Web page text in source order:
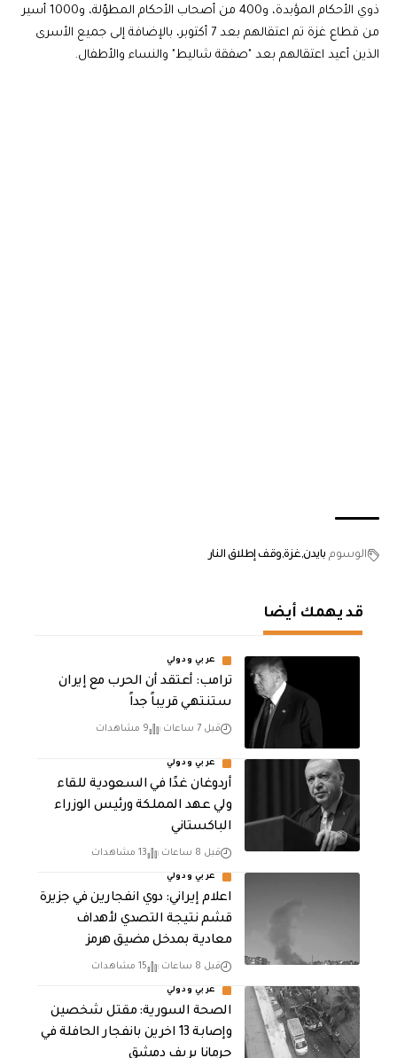
ذوي الأحكام المؤبدة، و400 من أصحاب الأحكام المطوّلة، و1000 أسير
من قطاع غزة تم اعتقالهم بعد 7 أكتوبر، بالإضافة إلى جميع الأسرى
الذين أعيد اعتقالهم بعد "صفقة شاليط" والنساء والأطفال.
الوسوم بايدن غزة وقف إطلاق النار
قد يهمك أيضا
عربي ودولي
‏ترامب: أعتقد أن الحرب مع إيران
ستنتهي قريباً جداً
قبل 7 ساعات 9 مشاهدات
عربي ودولي
أردوغان غدًا في السعودية للقاء
ولي عهد المملكة ورئيس الوزراء
الباكستاني
قبل 8 ساعات 13 مشاهدات
عربي ودولي
اعلام إيراني: دوي انفجارين في جزيرة
قشم نتيجة التصدي لأهداف
معادية بمدخل مضيق هرمز
قبل 8 ساعات 15 مشاهدات
عربي ودولي
الصحة السورية: مقتل شخصين
وإصابة 13 اخرين بانفجار الحافلة في
جرمانا بريف دمشق